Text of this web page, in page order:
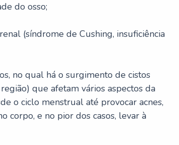
do osso;
(síndrome de Cushing, insuficiência
no qual há o surgimento de cistos
que afetam vários aspectos da
o ciclo menstrual até provocar acnes,
corpo, e no pior dos casos, levar à